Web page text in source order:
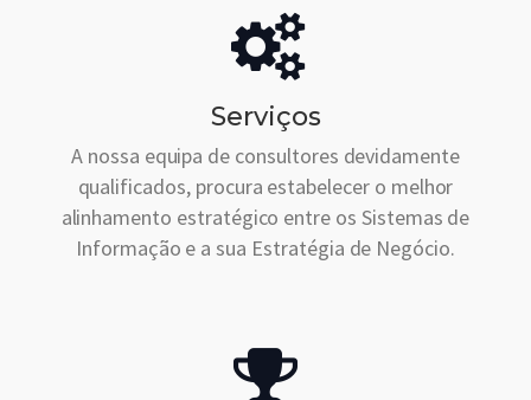
Serviços
A nossa equipa de consultores devidamente
qualificados, procura estabelecer o melhor
alinhamento estratégico entre os Sistemas de
Informação e a sua Estratégia de Negócio.